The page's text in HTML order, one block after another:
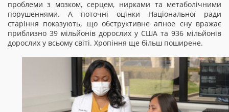
проблеми з мозком, серцем, нирками та метаболічними
порушеннями. А поточні оцінки Національної ради
старіння показують, що обструктивне апное сну вражає
приблизно 39 мільйонів дорослих у США та 936 мільйонів
дорослих у всьому світі. Хропіння ще більш поширене.